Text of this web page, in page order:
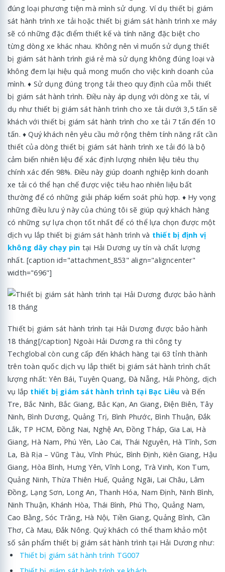
đúng loại phương tiện mà mình sử dụng. Ví dụ thiết bị giám
sát hành trình xe tải hoặc thiết bị giám sát hành trình xe máy
sẽ có những đặc điểm thiết kế và tính năng đặc biệt cho
từng dòng xe khác nhau. Không nên vì muốn sử dụng thiết
bị giám sát hành trình giá rẻ mà sử dụng không đúng loại và
không đem lại hiệu quả mong muốn cho việc kinh doanh của
mình. ♦ Sử dụng đúng trọng tải theo quy định của mỗi thiết
bị giám sát hành trình. Điều này áp dụng với dòng xe tải, ví
dụ như thiết bị giám sát hành trình cho xe tải dưới 3,5 tấn sẽ
khách với thiết bị giám sát hành trình cho xe tải 7 tấn đến 10
tấn. ♦ Quý khách nên yêu cầu mở rộng thêm tính năng rất cần
thiết của dòng thiết bị giám sát hành trình xe tải đó là bộ
cảm biến nhiên liệu để xác định lượng nhiên liệu tiêu thụ
chính xác đến 98%. Điều này giúp doanh nghiệp kinh doanh
xe tải có thể hạn chế được việc tiêu hao nhiên liệu bất
thường để có những giải pháp kiểm soát phù hợp. ♦ Hy vọng
những điều lưu ý này của chúng tôi sẽ giúp quý khách hàng
có những sự lựa chọn tốt nhất để có thể lựa chọn được một
dịch vụ lắp thiết bị giám sát hành trình và thiết bị định vị
không dây chạy pin tại Hải Dương uy tín và chất lượng
nhất. [caption id="attachment_853" align="aligncenter"
width="696"]
Thiết bị giám sát hành trình tại Hải Dương được bảo hành
18 tháng[/caption] Ngoài Hải Dương ra thì công ty
Techglobal còn cung cấp đến khách hàng tại 63 tỉnh thành
trên toàn quốc dịch vụ lắp thiết bị giám sát hành trình chất
lượng nhất: Yên Bái, Tuyên Quang, Đà Nẵng, Hải Phòng, dịch
vụ lắp thiết bị giám sát hành trình tại Bạc Liêu và Bến
Tre, Bắc Ninh, Bắc Giang, Bắc Kạn, An Giang, Điện Biên, Tây
Ninh, Bình Dương, Quảng Trị, Bình Phước, Bình Thuận, Đắk
Lắk, TP HCM, Đồng Nai, Nghệ An, Đồng Tháp, Gia Lai, Hà
Giang, Hà Nam, Phú Yên, Lào Cai, Thái Nguyên, Hà Tĩnh, Sơn
La, Bà Rịa – Vũng Tàu, Vĩnh Phúc, Bình Định, Kiên Giang, Hậu
Giang, Hòa Bình, Hưng Yên, Vĩnh Long, Trà Vinh, Kon Tum,
Quảng Ninh, Thừa Thiên Huế, Quảng Ngãi, Lai Châu, Lâm
Đồng, Lạng Sơn, Long An, Thanh Hóa, Nam Định, Ninh Bình,
Ninh Thuận, Khánh Hòa, Thái Bình, Phú Thọ, Quảng Nam,
Cao Bằng, Sóc Trăng, Hà Nội, Tiền Giang, Quảng Bình, Cần
Thơ, Cà Mau, Đắk Nông. Quý khách có thể tham khảo một
số sản phẩm thiết bị giám sát hành trình tại Hải Dương như:
Thiết bị giám sát hành trình TG007